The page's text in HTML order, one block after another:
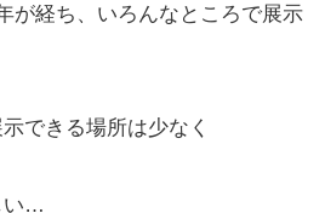
が経ち、いろんなところで展示
できる場所は少なく
い…